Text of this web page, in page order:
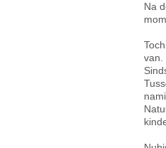
Na
van.